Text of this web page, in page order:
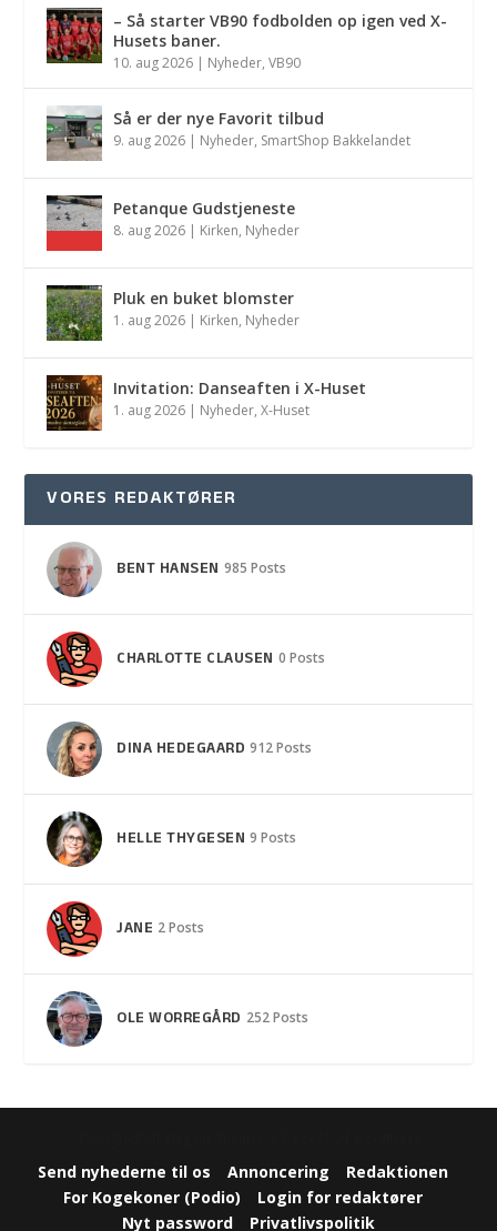
– Så starter VB90 fodbolden op igen ved X-
Husets baner.
10. aug 2026 | Nyheder,VB90
Så er der nye Favorit tilbud
9. aug 2026 | Nyheder, SmartShop Bakkelandet
Petanque Gudstjeneste
8. aug 2026 | Kirken, Nyheder
Pluk en buket blomster
1. aug 2026 | Kirken, Nyheder
Invitation: Danseaften i X-Huset
1. aug 2026 | Nyheder,X-Huset
VORES REDAKTØRER
BENT HANSEN 985 Posts
CHARLOTTE CLAUSEN 0 Posts
DINA HEDEGAARD 912 Posts
HELLE THYGESEN 9 Posts
JANE 2 Posts
OLE WORREGÅRD 252 Posts
Send nyhederne til os Annoncering
Redaktionen
For Kogekoner (Podio)
Login for redaktører
Nyt password
Privatlivspolitik